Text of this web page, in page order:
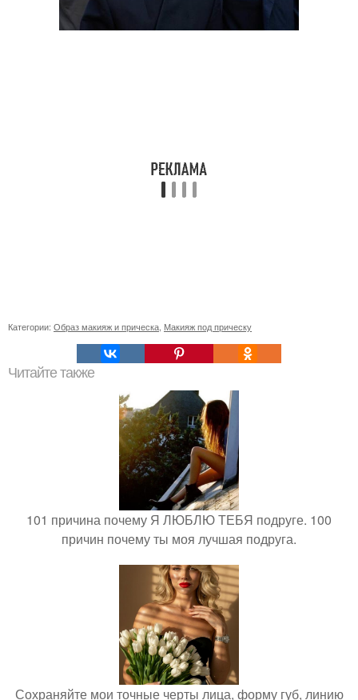
Категории: Образ макияж и прическа Макияж под прическу
Читайте также
101 причина почему Я ЛЮБЛЮ ТЕБЯ подруге. 100
причин почему ты моя лучшая подруга.
Сохраняйте мои точные черты лица, форму губ, линию